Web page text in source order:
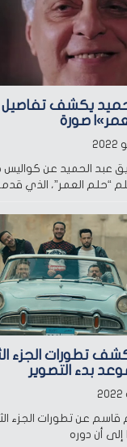
يكشف
صورة
عبد الحميد عن كواليس
“حلم العمر”، الذي
تطورات الجزء
بدء التصوير
عن تطورات الجزء
إلى أن دوره